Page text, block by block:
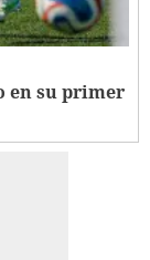
en su primer